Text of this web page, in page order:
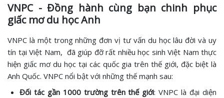
VNPC - Đồng hành cùng bạn chinh phục
giấc mơ du học Anh
VNPC là một trong những đơn vị tư vấn du học lâu đời và uy
tín tại Việt Nam, đã giúp đỡ rất nhiều học sinh Việt Nam thực
hiện giấc mơ du học tại các quốc gia trên thế giới, đặc biệt là
Anh Quốc. VNPC nổi bật với những thế mạnh sau:
Đối tác gần 1000 trường trên thế giới: VNPC là đại diện